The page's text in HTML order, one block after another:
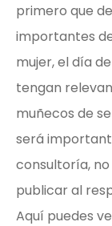
primero que
importantes
mujer, el día
tengan
muñecos de
será
consultoría,
publicar al
Aquí puedes